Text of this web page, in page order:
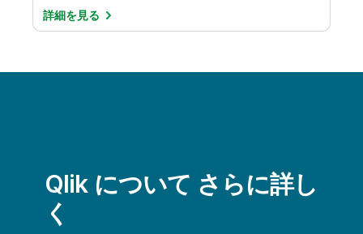
詳細を見る
Qlik について さらに詳し
く